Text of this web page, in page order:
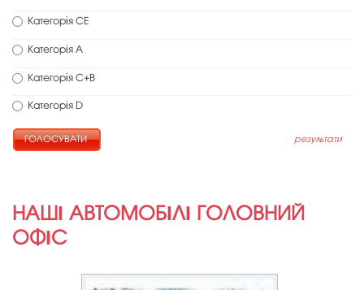
Категорія СЕ
Категорія А
Категорія С+В
Категорія D
результати
НАШІ АВТОМОБІЛІ ГОЛОВНИЙ
ОФІС